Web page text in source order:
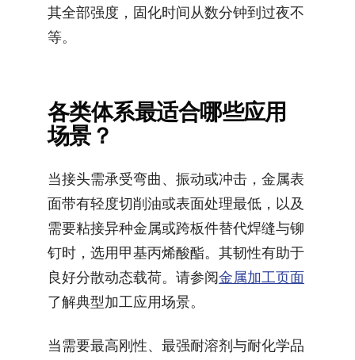
其全部强度，固化时间从数分钟到过夜不
等。
各类体系最适合哪些应用
场景？
当接头需承受弯曲、振动或冲击，金属表
面带有轻度切削油或表面处理最低，以及
需要粘接异种金属或跨板件替代焊缝与铆
钉时，选用甲基丙烯酸酯。其韧性有助于
良好分散动态载荷。请参阅金属加工页面
了解典型加工应用场景。
当需要最高刚性、最强耐溶剂与耐化学品